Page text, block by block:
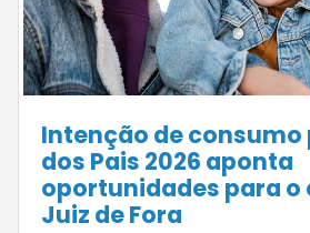
Intenção de consumo
dos Pais 2026 aponta
oportunidades para o
Juiz de Fora